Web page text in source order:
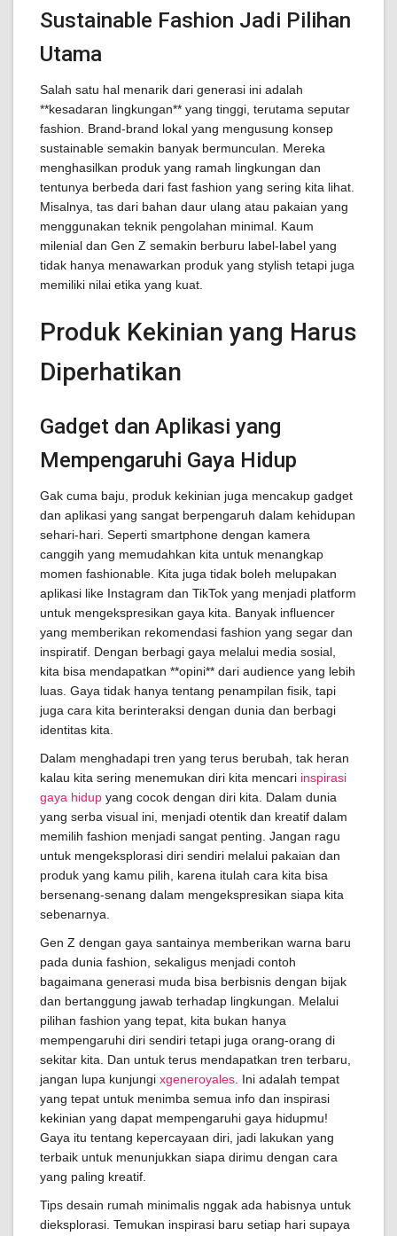
Sustainable Fashion Jadi Pilihan
Utama
Salah satu hal menarik dari generasi ini adalah
**kesadaran lingkungan** yang tinggi, terutama seputar
fashion. Brand-brand lokal yang mengusung konsep
sustainable semakin banyak bermunculan. Mereka
menghasilkan produk yang ramah lingkungan dan
tentunya berbeda dari fast fashion yang sering kita lihat.
Misalnya, tas dari bahan daur ulang atau pakaian yang
menggunakan teknik pengolahan minimal. Kaum
milenial dan Gen Z semakin berburu label-label yang
tidak hanya menawarkan produk yang stylish tetapi juga
memiliki nilai etika yang kuat.
Produk Kekinian yang Harus
Diperhatikan
Gadget dan Aplikasi yang
Mempengaruhi Gaya Hidup
Gak cuma baju, produk kekinian juga mencakup gadget
dan aplikasi yang sangat berpengaruh dalam kehidupan
sehari-hari. Seperti smartphone dengan kamera
canggih yang memudahkan kita untuk menangkap
momen fashionable. Kita juga tidak boleh melupakan
aplikasi like Instagram dan TikTok yang menjadi platform
untuk mengekspresikan gaya kita. Banyak influencer
yang memberikan rekomendasi fashion yang segar dan
inspiratif. Dengan berbagi gaya melalui media sosial,
kita bisa mendapatkan **opini** dari audience yang lebih
luas. Gaya tidak hanya tentang penampilan fisik, tapi
juga cara kita berinteraksi dengan dunia dan berbagi
identitas kita.
Dalam menghadapi tren yang terus berubah, tak heran
kalau kita sering menemukan diri kita mencari inspirasi
gaya hidup yang cocok dengan diri kita. Dalam dunia
yang serba visual ini, menjadi otentik dan kreatif dalam
memilih fashion menjadi sangat penting. Jangan ragu
untuk mengeksplorasi diri sendiri melalui pakaian dan
produk yang kamu pilih, karena itulah cara kita bisa
bersenang-senang dalam mengekspresikan siapa kita
sebenarnya.
Gen Z dengan gaya santainya memberikan warna baru
pada dunia fashion, sekaligus menjadi contoh
bagaimana generasi muda bisa berbisnis dengan bijak
dan bertanggung jawab terhadap lingkungan. Melalui
pilihan fashion yang tepat, kita bukan hanya
mempengaruhi diri sendiri tetapi juga orang-orang di
sekitar kita. Dan untuk terus mendapatkan tren terbaru,
jangan lupa kunjungi xgeneroyales . Ini adalah tempat
yang tepat untuk menimba semua info dan inspirasi
kekinian yang dapat mempengaruhi gaya hidupmu!
Gaya itu tentang kepercayaan diri, jadi lakukan yang
terbaik untuk menunjukkan siapa dirimu dengan cara
yang paling kreatif.
Tips desain rumah minimalis nggak ada habisnya untuk
dieksplorasi. Temukan inspirasi baru setiap hari supaya